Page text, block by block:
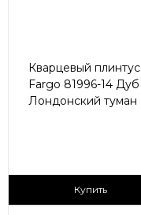
Кварцевый плинтус
Fargo 81996-14 Дуб
Лондонский туман
Купить